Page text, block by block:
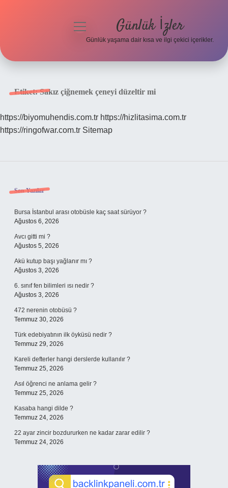
Hakkımızda
menüyü
Günlük İzler
Günlük yaşama dair kısa ve ilgi çekici içerikler.
Etiket:Sakız çiğnemek çeneyi düzeltir mi
https://biyomuhendis.com.tr https://hizlitasima.com.tr
https://ringofwar.com.tr Sitemap
Sidebar
Son Yazılar
Bursa İstanbul arası otobüsle kaç saat sürüyor ?
Ağustos 6, 2026
Avcı gitti mi ?
Ağustos 5, 2026
Akü kutup başı yağlanır mı ?
Ağustos 3, 2026
6. sınıf fen bilimleri ısı nedir ?
Ağustos 3, 2026
472 nerenin otobüsü ?
Temmuz 30, 2026
Türk edebiyatının ilk öyküsü nedir ?
Temmuz 29, 2026
Kareli defterler hangi derslerde kullanılır ?
Temmuz 25, 2026
Asıl öğrenci ne anlama gelir ?
Temmuz 25, 2026
Kasaba hangi dilde ?
Temmuz 24, 2026
22 ayar zincir bozdururken ne kadar zarar edilir ?
Temmuz 24, 2026